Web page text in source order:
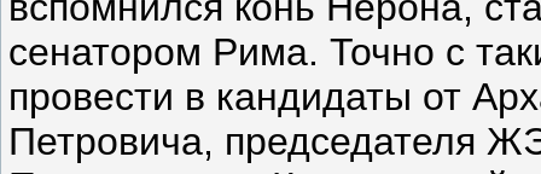
сенатором Рима. Точно с
провести в кандидаты от
Петровича, председателя